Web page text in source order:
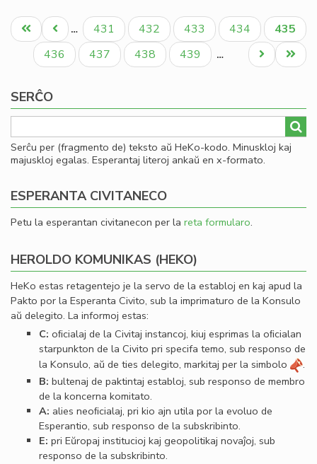
en
la
Pagination
Unua
paĝo
Antaŭa
paĝo
… Paĝo
431 Paĝo
432 Paĝo
433 Paĝo
434
Aktuala
paĝo
435
Paĝo
436 Paĝo
437 Paĝo
438 Paĝo
439 …
Last
page
Next
page
SERĈO
Serĉu per (fragmento de) teksto aŭ HeKo-kodo. Minuskloj kaj
majuskloj egalas. Esperantaj literoj ankaŭ en x-formato.
ESPERANTA CIVITANECO
Petu la esperantan civitanecon per la reta formularo.
HEROLDO KOMUNIKAS (HEKO)
HeKo estas retagentejo je la servo de la establoj en kaj apud la
Pakto por la Esperanta Civito, sub la imprimaturo de la Konsulo
aŭ delegito. La informoj estas:
C: oﬁcialaj de la Civitaj instancoj, kiuj esprimas la oﬁcialan
starpunkton de la Civito pri specifa temo, sub responso de
la Konsulo, aŭ de ties delegito, markitaj per la simbolo
.
B: bultenaj de paktintaj establoj, sub responso de membro
de la koncerna komitato.
A: alies neoﬁcialaj, pri kio ajn utila por la evoluo de
Esperantio, sub responso de la subskribinto.
E: pri Eŭropaj institucioj kaj geopolitikaj novaĵoj, sub
responso de la subskribinto.